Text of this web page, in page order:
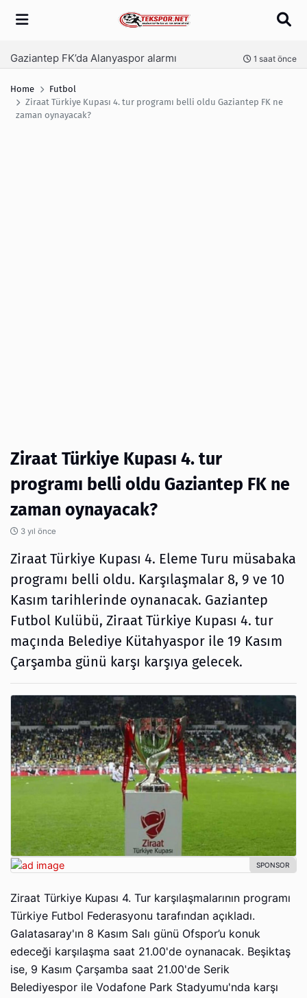
Arama
Gaziantep FK’da Alanyaspor alarmı 1 saat önce
Home
Futbol
Ziraat Türkiye Kupası 4. tur programı belli oldu Gaziantep FK ne
zaman oynayacak?
Ziraat Türkiye Kupası 4. tur
programı belli oldu Gaziantep FK ne
zaman oynayacak?
3 yıl önce
Ziraat Türkiye Kupası 4. Eleme Turu müsabaka
programı belli oldu. Karşılaşmalar 8, 9 ve 10
Kasım tarihlerinde oynanacak. Gaziantep
Futbol Kulübü, Ziraat Türkiye Kupası 4. tur
maçında Belediye Kütahyaspor ile 19 Kasım
Çarşamba günü karşı karşıya gelecek.
Ziraat Türkiye Kupası 4. Tur karşılaşmalarının programı
Türkiye Futbol Federasyonu tarafından açıkladı.
Galatasaray'ın 8 Kasım Salı günü Ofspor’u konuk
edeceği karşılaşma saat 21.00'de oynanacak. Beşiktaş
ise, 9 Kasım Çarşamba saat 21.00'de Serik
Belediyespor ile Vodafone Park Stadyumu'nda karşı